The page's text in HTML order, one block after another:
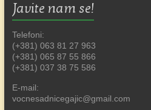
Javite nam se!
Telefoni:
(+381) 063 81 27 963
(+381) 065 87 55 866
(+381) 037 38 75 586
E-mail:
vocnesadnicegajic@gmail.com